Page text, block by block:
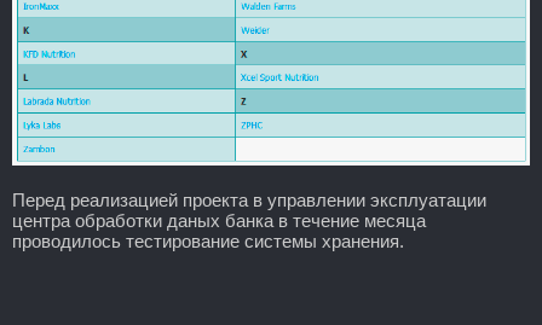
Перед реализацией проекта в управлении эксплуатации
центра обработки даных банка в течение месяца
проводилось тестирование системы хранения.